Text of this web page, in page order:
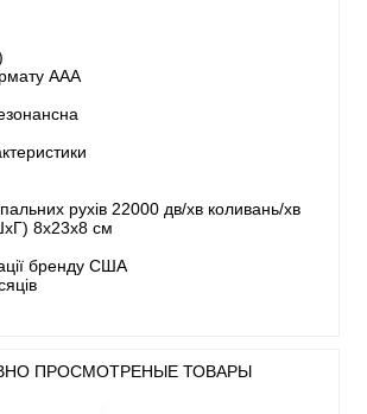
ААА
рухів 22000 дв/хв коливань/хв
8x23х8 см
бренду США
ПРОСМОТРЕНЫЕ ТОВАРЫ